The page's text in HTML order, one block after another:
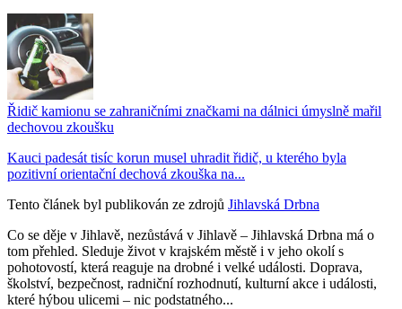
Řidič kamionu se zahraničními značkami na dálnici úmyslně mařil
dechovou zkoušku
Kauci padesát tisíc korun musel uhradit řidič, u kterého byla
pozitivní orientační dechová zkouška na...
Tento článek byl publikován ze zdrojů Jihlavská Drbna
Co se děje v Jihlavě, nezůstává v Jihlavě – Jihlavská Drbna má o
tom přehled. Sleduje život v krajském městě i v jeho okolí s
pohotovostí, která reaguje na drobné i velké události. Doprava,
školství, bezpečnost, radniční rozhodnutí, kulturní akce i události,
které hýbou ulicemi – nic podstatného...